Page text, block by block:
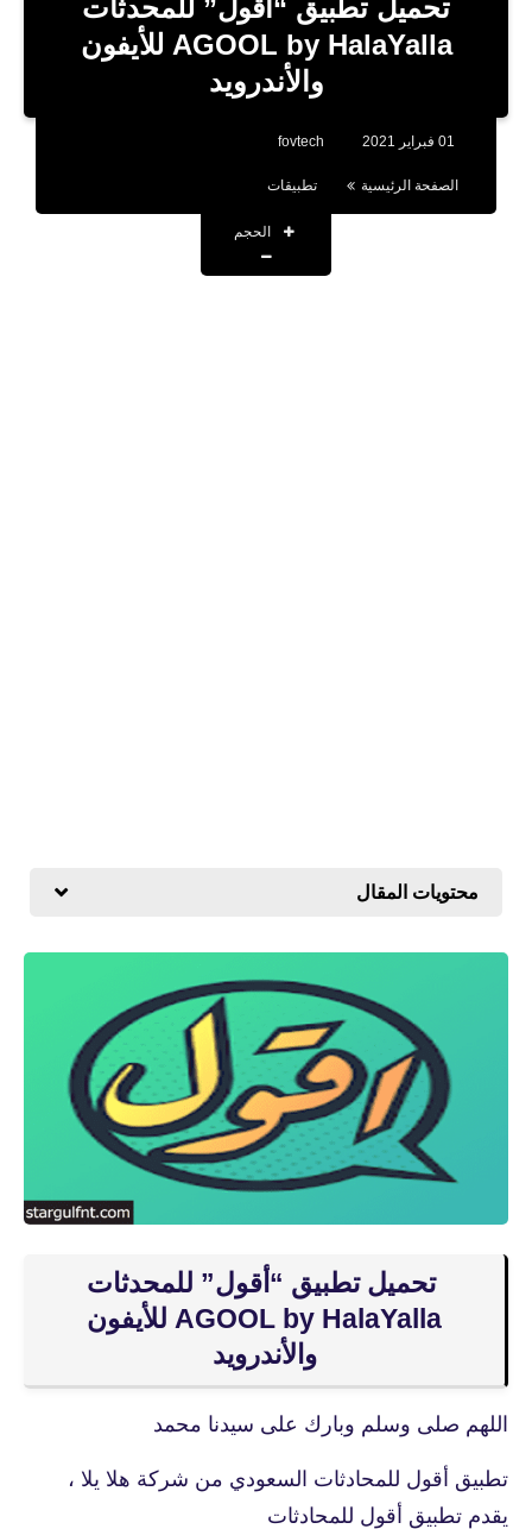
تطبيقات
أقوال وحكم
حسابات المشاهير
تحميل تطبيق “أقول” للمحدثات
AGOOL by HalaYalla للأيفون
والأندرويد
fovtech
الصفحة الرئيسية تطبيقات
الحجم
محتويات المقال
تحميل تطبيق “أقول” للمحدثات
AGOOL by HalaYalla للأيفون
والأندرويد
اللهم صلى وسلم وبارك على سيدنا محمد
تطبيق أقول للمحادثات السعودي من شركة هلا يلا ،
يقدم تطبيق أقول للمحادثات